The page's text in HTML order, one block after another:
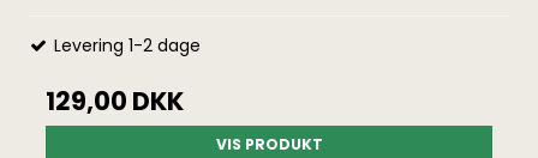
Levering 1-2 dage
129,00 DKK
VIS PRODUKT